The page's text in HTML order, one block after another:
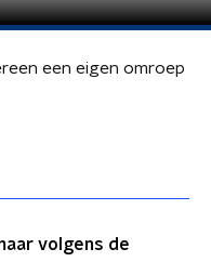
een eigen omroep
volgens de